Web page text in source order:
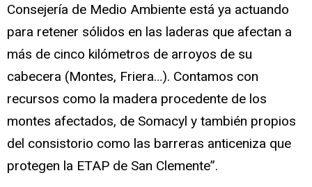
Consejería de Medio Ambiente está ya actuando
para retener sólidos en las laderas que afectan a
más de cinco kilómetros de arroyos de su
cabecera (Montes, Friera…). Contamos con
recursos como la madera procedente de los
montes afectados, de Somacyl y también propios
del consistorio como las barreras anticeniza que
protegen la ETAP de San Clemente”.